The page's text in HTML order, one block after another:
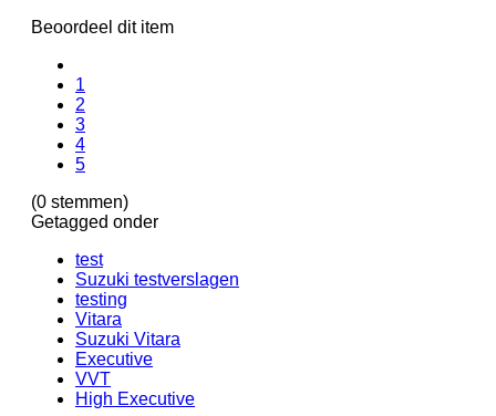
Beoordeel dit item
1
2
3
4
5
(0 stemmen)
Getagged onder
test
Suzuki testverslagen
testing
Vitara
Suzuki Vitara
Executive
VVT
High Executive